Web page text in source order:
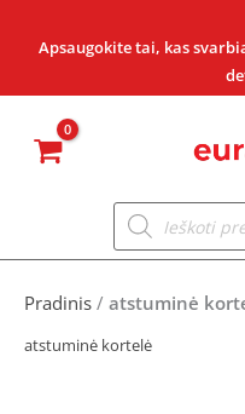
Apsaugokite tai, kas
Products
search
Pradinis / atstuminė
atstuminė kortelė